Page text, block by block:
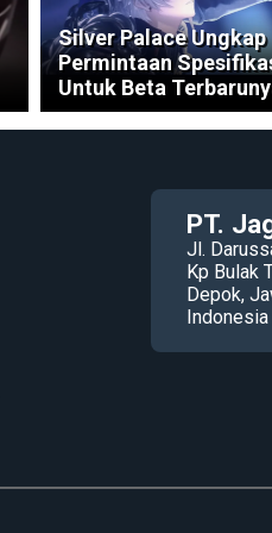
Silver Palace Ungkap
Permintaan
Untuk Beta
PT.
Jl.
Kp Bulak
Depok,
Indonesia